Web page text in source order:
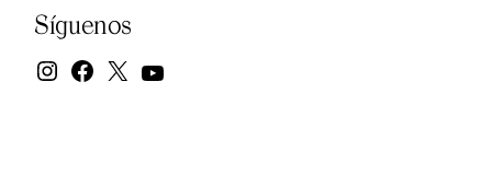
Síguenos